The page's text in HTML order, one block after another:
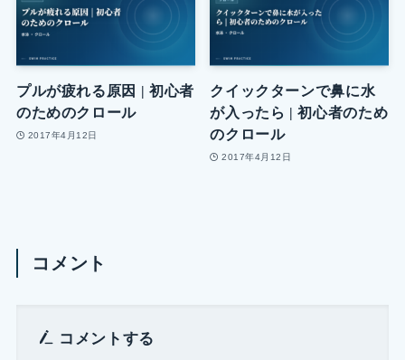
プルが疲れる原因 | 初心者
のためのクロール
2017年4月12日
クイックターンで鼻に水
が入ったら | 初心者のため
のクロール
2017年4月12日
コメント
コメントする